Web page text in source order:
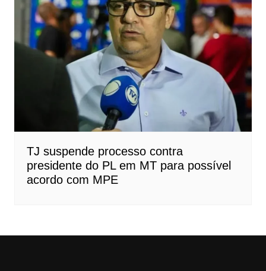
TJ suspende processo contra
presidente do PL em MT para possível
acordo com MPE